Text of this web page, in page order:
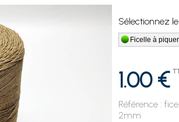
Sélectionnez
Ficelle à
1.00 €
Référence :
2mm